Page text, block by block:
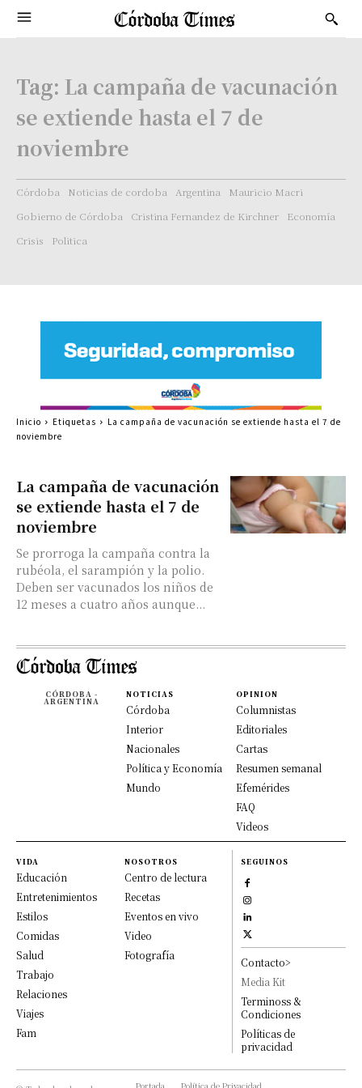
Tag: La campaña de vacunación
se extiende hasta el 7 de
noviembre
Córdoba Noticias de cordoba Argentina
Mauricio Macri
Gobierno de Córdoba
Cristina Fernandez de Kirchner
Economía
Crisis
Politica
La campaña de vacunación
se extiende hasta el 7 de
noviembre
Se prorroga la campaña contra la
rubéola, el sarampión y la polio.
Deben ser vacunados los niños de
12 meses a cuatro años aunque...
Inicio Etiquetas
La campaña de vacunación se extiende hasta el 7 de
noviembre
CÓRDOBA -
ARGENTINA
NOTICIAS
Córdoba
Interior
Nacionales
Política y Economía
Mundo
OPINION
Columnistas
Editoriales
Cartas
Resumen semanal
Efemérides
FAQ
Videos
VIDA
Educación
Entretenimientos
Estilos
Comidas
Salud
Trabajo
Relaciones
Viajes
Fam
NOSOTROS
Centro de lectura
Recetas
Eventos en vivo
Video
Fotografía
SEGUINOS
Contacto>
Media Kit
Terminoss &
Condiciones
Políticas de
privacidad
Portada Política de Privacidad